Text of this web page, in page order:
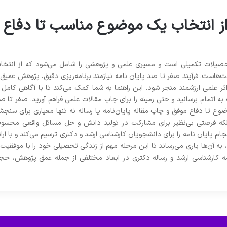
انتخاب یک موضوع مناسب تا دفاع
تحصیلات تکمیلی است و مسیری علمی و پژوهشی را شامل می‌شود که از
فرآیند صفر تا صد پایان نامه نیازمند برنامه‌ریزی دقیق، پژوهش
علمی ارزشمند منجر شود. این راهنما به شما کمک می‌کند تا با آگاهی کامل
اتمام برسانید و حتی زمینه را برای چاپ مقالات علمی فراهم آورید. صفر تا
تا دفاع موفق و چاپ مقاله پایان‌نامه یا رساله نه تنها معیاری برای
فرصتی بی‌نظیر برای مشارکت در تولید دانش و حل مسائل واقعی
نامه را برای دانشجویان کارشناسی ارشد و دکتری ترسیم می‌کند و با
به آن‌ها یاری می‌رساند تا این مرحله مهم از زندگی تحصیلی خود را با
کارشناسی ارشد و رساله دکتری در ابعاد مختلفی از جمله عمق پژوهش،